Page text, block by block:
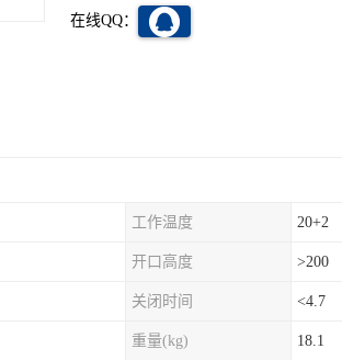
在线QQ：
工作温度 20+2
开口高度 >200
关闭时间 <4.7
重量(kg) 18.1